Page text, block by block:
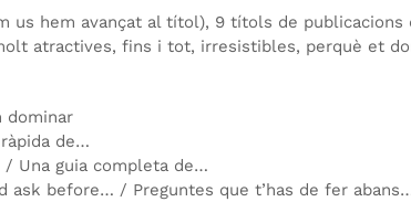
us hem avançat al títol), 9 títols de
atractives, fins i tot, irresistibles, perquè et
dominar
de…
Una guia completa de…
ask before… / Preguntes que t’has de fer